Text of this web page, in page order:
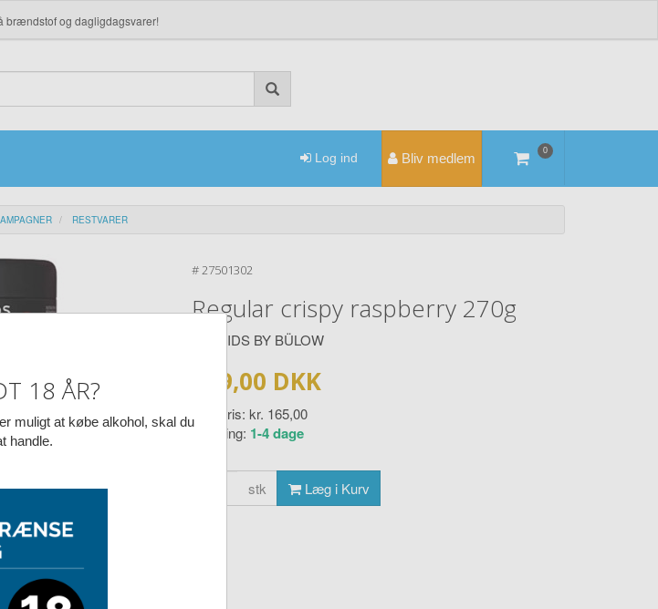
brændstof og dagligdagsvarer!
0
Bliv medlem
Log ind
RESTVARER
# 27501302
Regular crispy raspberry 270g
LAKRIDS BY BÜLOW
139,00 DKK
Vejl. pris: kr. 165,00
Levering: 1-4 dage
stk Læg i Kurv
18 ÅR?
muligt at købe alkohol, skal du
handle.